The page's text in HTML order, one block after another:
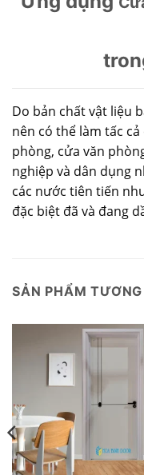
Do bản chất vật liệu
nên có thể làm tấc
phòng, cửa văn
nghiệp và dân dụng
các nước tiên tiến
đặc biệt đã và đang
SẢN PHẨM